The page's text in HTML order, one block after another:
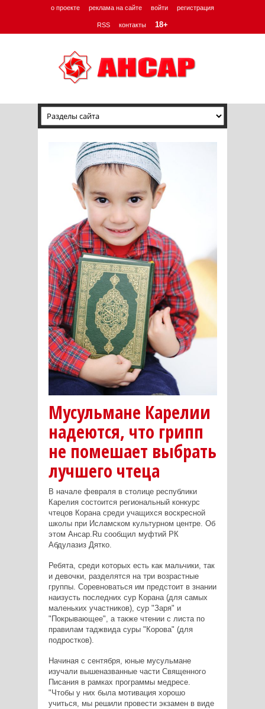
о проекте реклама на сайте войти регистрация
RSS контакты 18+
Мусульмане Карелии
надеются, что грипп
не помешает выбрать
лучшего чтеца
В начале февраля в столице республики
Карелия состоится региональный конкурс
чтецов Корана среди учащихся воскресной
школы при Исламском культурном центре. Об
этом Ансар.Ru сообщил муфтий РК
Абдулазиз Дятко.
Ребята, среди которых есть как мальчики, так
и девочки, разделятся на три возрастные
группы. Соревноваться им предстоит в знании
наизусть последних сур Корана (для самых
маленьких участников), сур "Заря" и
"Покрывающее", а также чтении с листа по
правилам таджвида суры "Корова" (для
подростков).
Начиная с сентября, юные мусульмане
изучали вышеназванные части Священного
Писания в рамках программы медресе.
"Чтобы у них была мотивация хорошо
учиться, мы решили провести экзамен в виде